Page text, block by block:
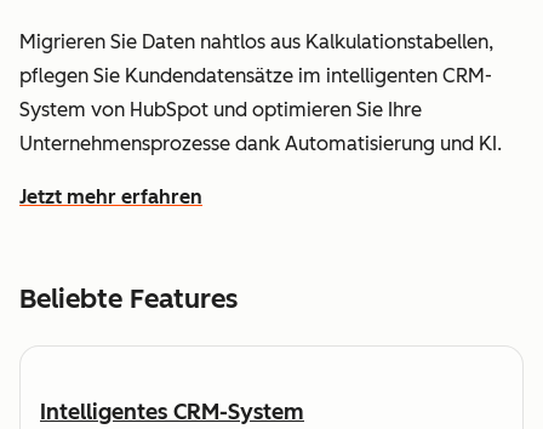
Migrieren Sie Daten nahtlos aus Kalkulationstabellen,
pflegen Sie Kundendatensätze im intelligenten CRM-
System von HubSpot und optimieren Sie Ihre
Unternehmensprozesse dank Automatisierung und KI.
Jetzt mehr erfahren
wie HubSpot Ihnen dabei hilft, Kundendaten zu
Beliebte Features
Intelligentes CRM-System